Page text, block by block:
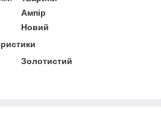
Ампір
Новий
Золотистий